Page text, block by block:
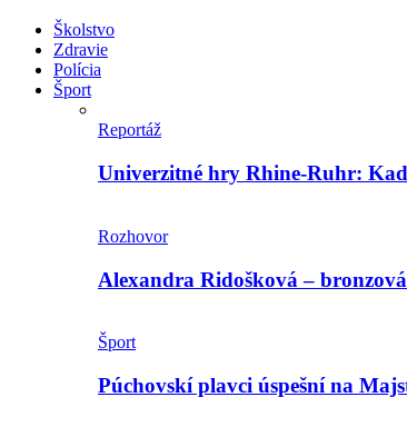
Školstvo
Zdravie
Polícia
Šport
Reportáž
Univerzitné hry Rhine-Ruhr:
Rozhovor
Alexandra Ridošková –
Šport
Púchovskí plavci úspešní na